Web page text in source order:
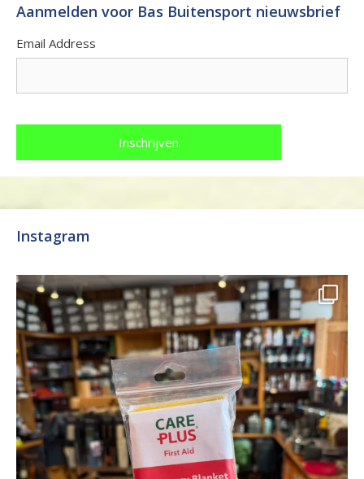
Aanmelden voor Bas Buitensport nieuwsbrief
Email Address
Instagram